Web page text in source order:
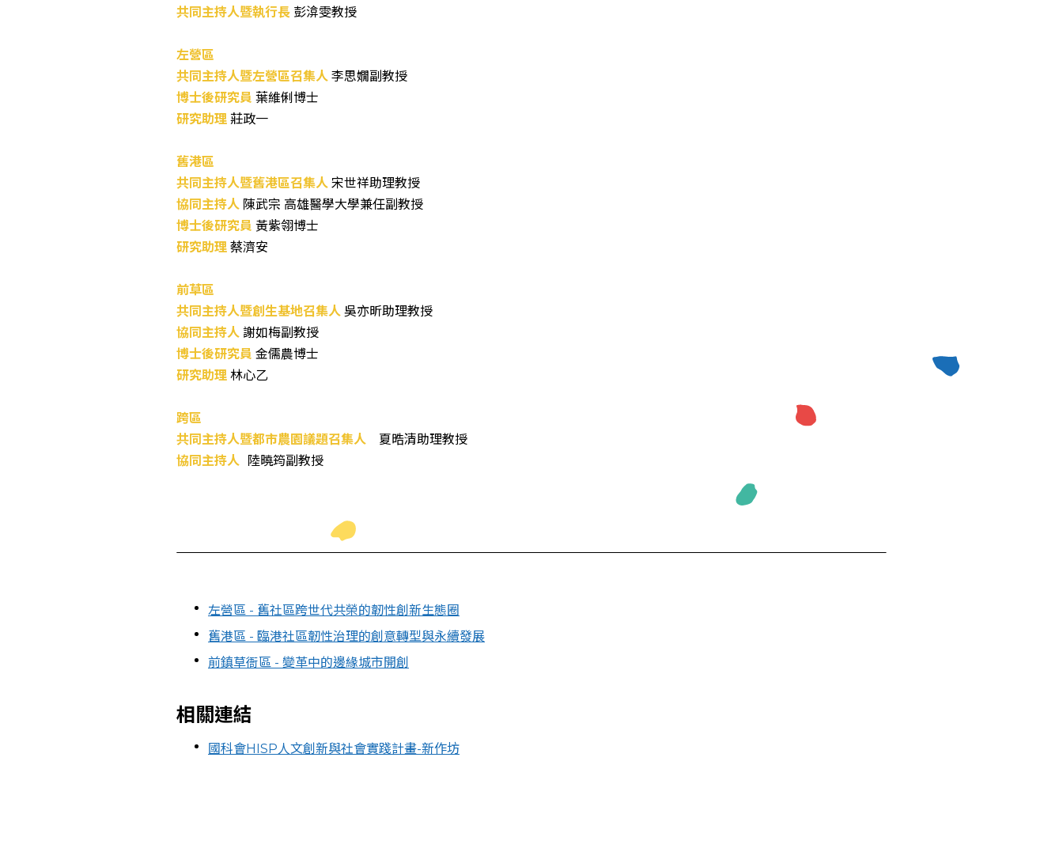
共同主持人暨執行長 彭渰雯教授
左營區
共同主持人暨左營區召集人 李思嫺副教授
博士後研究員 葉維俐博士
研究助理 莊政一
舊港區
共同主持人暨舊港區召集人 宋世祥助理教授
協同主持人 陳武宗 高雄醫學大學兼任副教授
博士後研究員 黃紫翎博士
研究助理 蔡濟安
前草區
共同主持人暨創生基地召集人 吳亦昕助理教授
協同主持人 謝如梅副教授
博士後研究員 金儒農博士
研究助理 林心乙
跨區
共同主持人暨都市農園議題召集人 夏晧清助理教授
協同主持人
陸曉筠副教授
左營區 - 舊社區跨世代共榮的韌性創新生態圈
舊港區 - 臨港社區韌性治理的創意轉型與永續發展
前鎮草衙區 - 變革中的邊緣城市開創
相關連結
國科會HISP人文創新與社會實踐計畫-新作坊